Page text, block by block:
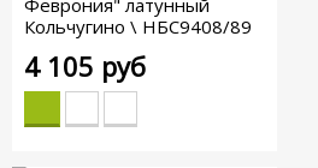
Кольчугино \ НБС9408/89
4 105 руб